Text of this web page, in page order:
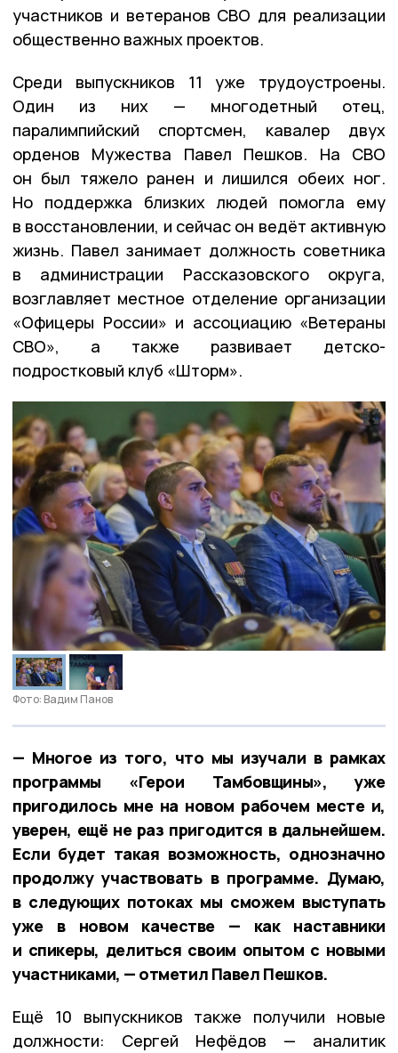
участников и ветеранов СВО для реализации
общественно важных проектов.
Среди выпускников 11 уже трудоустроены.
Один из них — многодетный отец,
паралимпийский спортсмен, кавалер двух
орденов Мужества Павел Пешков. На СВО
он был тяжело ранен и лишился обеих ног.
Но поддержка близких людей помогла ему
в восстановлении, и сейчас он ведёт активную
жизнь. Павел занимает должность советника
в администрации Рассказовского округа,
возглавляет местное отделение организации
«Офицеры России» и ассоциацию «Ветераны
СВО», а также развивает детско-
подростковый клуб «Шторм».
Фото: Вадим Панов
— Многое из того, что мы изучали в рамках
программы «Герои Тамбовщины», уже
пригодилось мне на новом рабочем месте и,
уверен, ещё не раз пригодится в дальнейшем.
Если будет такая возможность, однозначно
продолжу участвовать в программе. Думаю,
в следующих потоках мы сможем выступать
уже в новом качестве — как наставники
и спикеры, делиться своим опытом с новыми
участниками, — отметил Павел Пешков.
Ещё 10 выпускников также получили новые
должности: Сергей Нефёдов — аналитик